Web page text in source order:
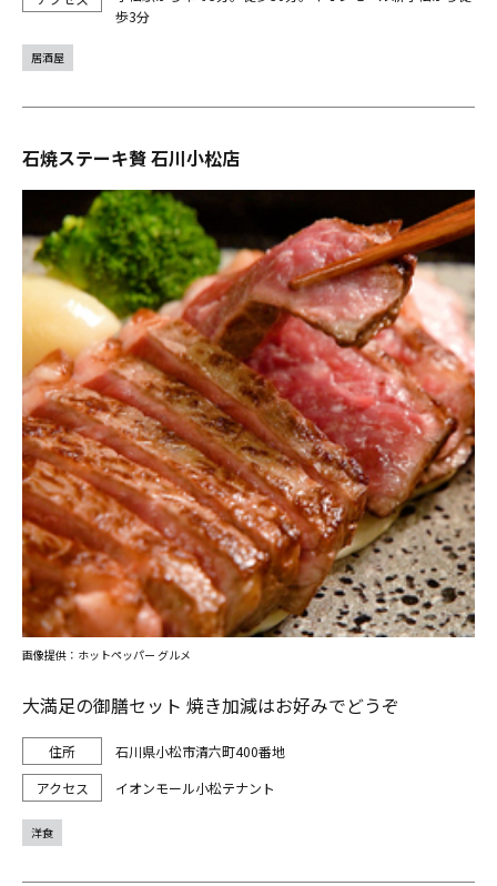
歩3分
居酒屋
石焼ステーキ贅 石川小松店
大満足の御膳セット 焼き加減はお好みでどうぞ
石川県小松市清六町400番地
イオンモール小松テナント
画像提供：ホットペッパー グルメ
洋食